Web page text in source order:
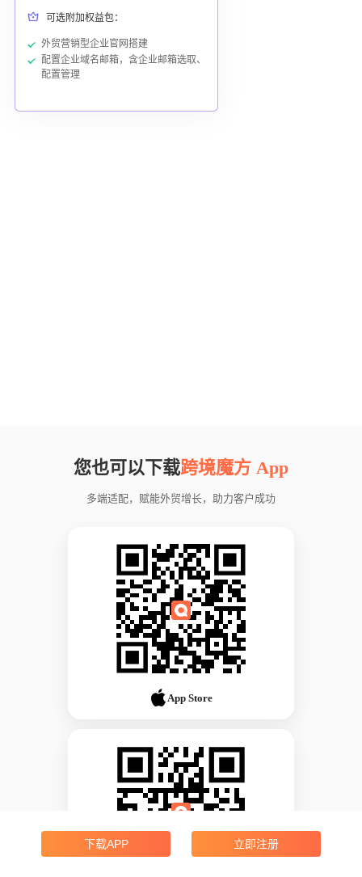
可选附加权益包：
外贸营销型企业官网搭建
配置企业域名邮箱，含企业邮箱选取、
配置管理
您也可以下载跨境魔方 App
多端适配，赋能外贸增长，助力客户成功
App Store
下载APP 立即注册